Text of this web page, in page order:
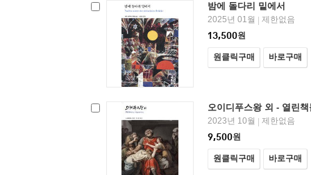
밤에 돌다리 밑에서
2025년 01월
제한없음
13,500원
원클릭구매 바로구매
오이디푸스왕 외 - 열린
2023년 10월
제한없음
9,500원
원클릭구매 바로구매